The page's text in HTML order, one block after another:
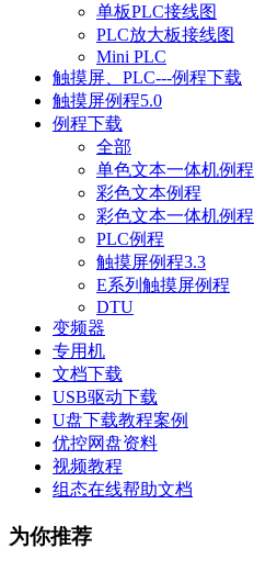
单板PLC接线图
PLC放大板接线图
Mini PLC
触摸屏、PLC---例程下载
触摸屏例程5.0
例程下载
全部
单色文本一体机例程
彩色文本例程
彩色文本一体机例程
PLC例程
触摸屏例程3.3
E系列触摸屏例程
DTU
变频器
专用机
文档下载
USB驱动下载
U盘下载教程案例
优控网盘资料
视频教程
组态在线帮助文档
为你推荐